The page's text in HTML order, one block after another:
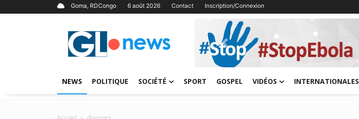
Goma, RDCongo 6 août 2026 Contact Inscription/Connexion
Previous
NEWS POLITIQUE SOCIÉTÉ SPORT GOSPEL VIDÉOS INTERNATIONALES